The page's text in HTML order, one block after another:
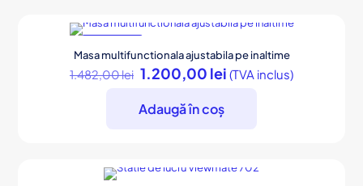
are
multe
variații.
pot
pagina
Masa multifunctionala ajustabila pe inaltime
1.482,00lei Prețul
a
fost:
1.200,00 leiPrețul
(TVA inclus)
Adaugă în coș